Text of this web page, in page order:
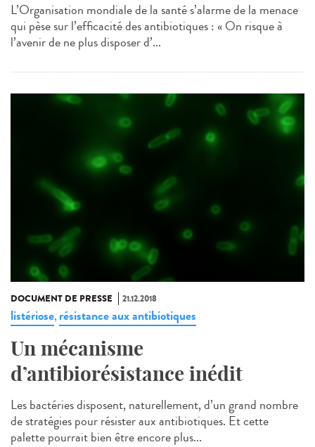
L’Organisation mondiale de la santé s’alarme de la menace
qui pèse sur l’efficacité des antibiotiques : « On risque à
l’avenir de ne plus disposer d’...
DOCUMENT DE PRESSE 21.12.2018
listériose, résistance aux antibiotiques
Un mécanisme
d’antibiorésistance inédit
Les bactéries disposent, naturellement, d’un grand nombre
de stratégies pour résister aux antibiotiques. Et cette
palette pourrait bien être encore plus...